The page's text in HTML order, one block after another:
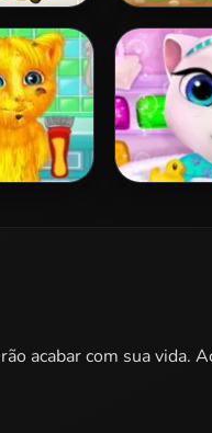
Book 2 Nut Rush
acabar com sua vida.